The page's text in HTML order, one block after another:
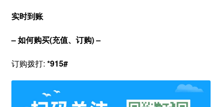
实时到账
– 如何购买(充值、订购) –
订购拨打: *915#